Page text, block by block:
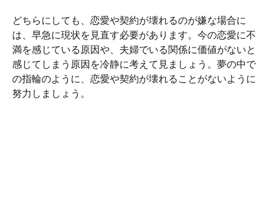
どちらにしても、恋愛や契約が壊れるのが嫌な場合に
は、早急に現状を見直す必要があります。今の恋愛に不
満を感じている原因や、夫婦でいる関係に価値がないと
感じてしまう原因を冷静に考えて見ましょう。夢の中で
の指輪のように、恋愛や契約が壊れることがないように
努力しましょう。